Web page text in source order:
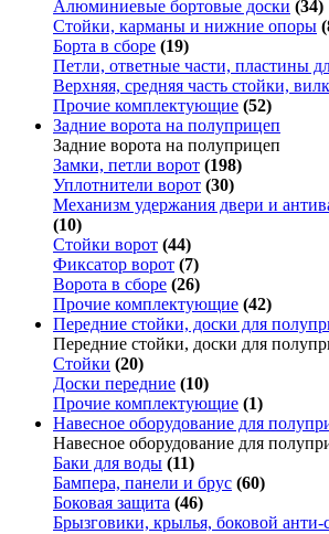
Алюминиевые бортовые доски (34)
Стойки, карманы и нижние опоры
Борта в сборе (19)
Петли, ответные части, пластины
Верхняя, средняя часть стойки,
Прочие комплектующие (52)
Задние ворота на полуприцеп
Задние ворота на полуприцеп
Замки, петли ворот (198)
Уплотнители ворот (30)
Механизм удержания двери и
(10)
Стойки ворот (44)
Фиксатор ворот (7)
Ворота в сборе (26)
Прочие комплектующие (42)
Передние стойки, доски для
Передние стойки, доски для
Стойки (20)
Доски передние (10)
Прочие комплектующие (1)
Навесное оборудование для
Навесное оборудование для
Баки для воды (11)
Бампера, панели и брус (60)
Боковая защита (46)
Брызговики, крылья, боковой анти-